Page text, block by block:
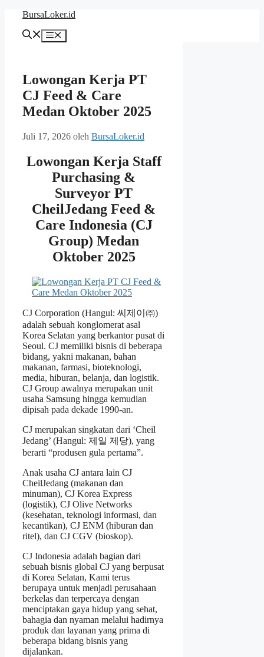
Langsung
BursaLoker.id
Menu
Lowongan Kerja PT
CJ Feed & Care
Medan Oktober 2025
Juli 17, 2026 oleh BursaLoker.id
Lowongan Kerja Staff
Purchasing &
Surveyor PT
CheilJedang Feed &
Care Indonesia (CJ
Group) Medan
Oktober 2025
CJ Corporation (Hangul: 씨제이㈜)
adalah sebuah konglomerat asal
Korea Selatan yang berkantor pusat di
Seoul. CJ memiliki bisnis di beberapa
bidang, yakni makanan, bahan
makanan, farmasi, bioteknologi,
media, hiburan, belanja, dan logistik.
CJ Group awalnya merupakan unit
usaha Samsung hingga kemudian
dipisah pada dekade 1990-an.
CJ merupakan singkatan dari ‘Cheil
Jedang’ (Hangul: 제일 제당), yang
berarti “produsen gula pertama”.
Anak usaha CJ antara lain CJ
CheilJedang (makanan dan
minuman), CJ Korea Express
(logistik), CJ Olive Networks
(kesehatan, teknologi informasi, dan
kecantikan), CJ ENM (hiburan dan
ritel), dan CJ CGV (bioskop).
CJ Indonesia adalah bagian dari
sebuah bisnis global CJ yang berpusat
di Korea Selatan, Kami terus
berupaya untuk menjadi perusahaan
berkelas dan terpercaya dengan
menciptakan gaya hidup yang sehat,
bahagia dan nyaman melalui hadirnya
produk dan layanan yang prima di
beberapa bidang bisnis yang
dijalankan.